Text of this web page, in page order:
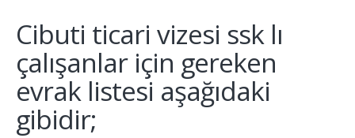
Cibuti ticari vizesi ssk lı
çalışanlar için gereken
evrak listesi aşağıdaki
gibidir;